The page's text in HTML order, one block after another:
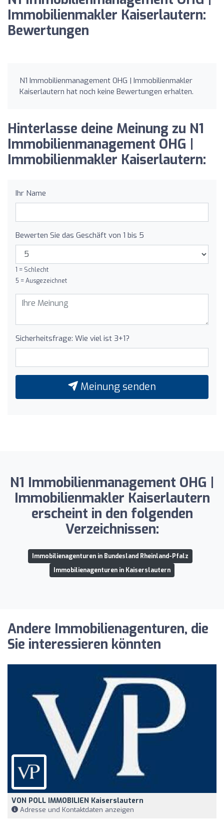
Immobilienmakler Kaiserlautern:
Bewertungen
N1 Immobilienmanagement OHG | Immobilienmakler
Kaiserlautern hat noch keine Bewertungen erhalten.
Hinterlasse deine Meinung zu N1
Immobilienmanagement OHG |
Immobilienmakler Kaiserlautern:
Ihr Name
Bewerten Sie das Geschäft von 1 bis 5
1 = Schlecht
5 = Ausgezeichnet
Sicherheitsfrage: Wie viel ist 3+1?
Meinung senden
N1 Immobilienmanagement OHG |
Immobilienmakler Kaiserlautern
erscheint in den folgenden
Verzeichnissen:
Immobilienagenturen in Bundesland Rheinland-Pfalz
Immobilienagenturen in Kaiserslautern
Andere Immobilienagenturen, die
Sie interessieren könnten
VON POLL IMMOBILIEN Kaiserslautern
Adresse und Kontaktdaten anzeigen